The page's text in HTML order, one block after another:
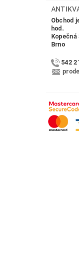
Obchod
hod.
Kopečná
Brno
542